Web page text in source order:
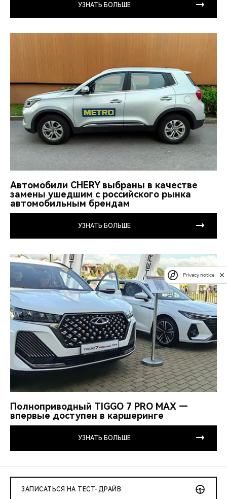
УЗНАТЬ БОЛЬШЕ
Автомобили CHERY выбраны в качестве
замены ушедшим с российского рынка
автомобильным брендам
УЗНАТЬ БОЛЬШЕ
Полноприводный TIGGO 7 PRO MAX —
впервые доступен в каршеринге
УЗНАТЬ БОЛЬШЕ
ЗАПИСАТЬСЯ НА ТЕСТ-ДРАЙВ
Privacy notice